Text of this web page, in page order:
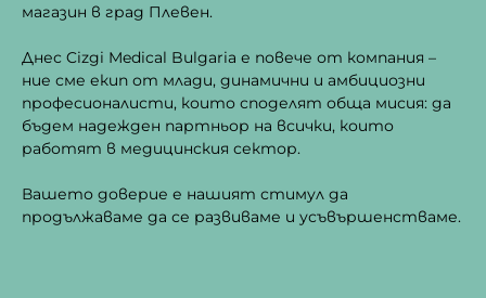
магазин в град Плевен.
Днес Cizgi Medical Bulgaria е повече от компания –
ние сме екип от млади, динамични и амбициозни
професионалисти, които споделят обща мисия: да
бъдем надежден партньор на всички, които
работят в медицинския сектор.
Вашето доверие е нашият стимул да
продължаваме да се развиваме и усъвършенстваме.